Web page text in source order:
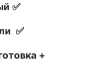
✅
✅
+